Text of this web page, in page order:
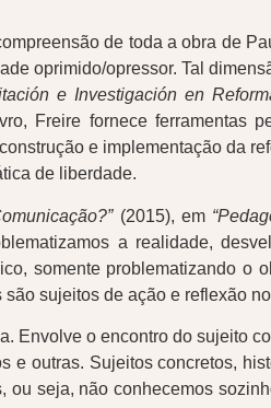
de toda a obra de
oprimido/opressor. Tal
e Investigación en
Freire fornece ferramentas
e implementação da
de liberdade.
(2015), em
a realidade,
somente problematizando
sujeitos de ação e reflexão
Envolve o encontro do sujeito
e outras. Sujeitos concretos,
seja, não conhecemos